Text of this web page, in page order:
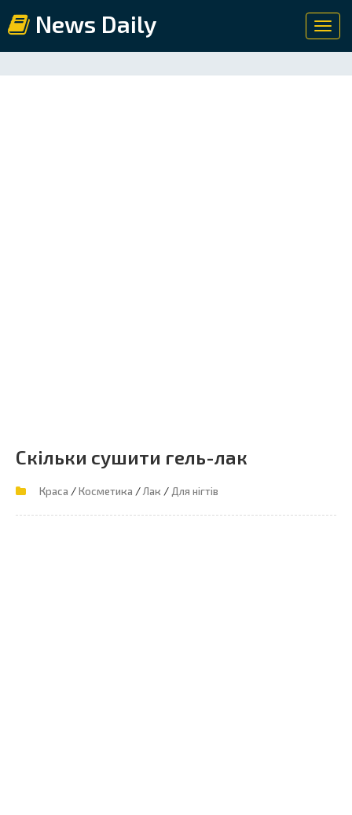
News Daily
Скільки сушити гель-лак
Краса /Косметика /Лак / Для нігтів